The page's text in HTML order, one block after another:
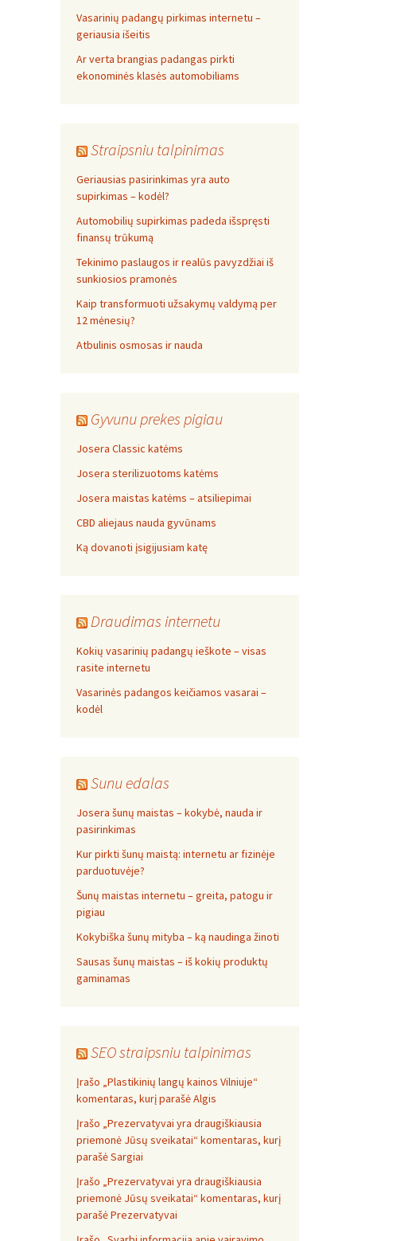
Vasarinių padangų pirkimas internetu –
geriausia išeitis
Ar verta brangias padangas pirkti
ekonominės klasės automobiliams
Straipsniu talpinimas
Geriausias pasirinkimas yra auto
supirkimas – kodėl?
Automobilių supirkimas padeda išspręsti
finansų trūkumą
Tekinimo paslaugos ir realūs pavyzdžiai iš
sunkiosios pramonės
Kaip transformuoti užsakymų valdymą per
12 mėnesių?
Atbulinis osmosas ir nauda
Gyvunu prekes pigiau
Josera Classic katėms
Josera sterilizuotoms katėms
Josera maistas katėms – atsiliepimai
CBD aliejaus nauda gyvūnams
Ką dovanoti įsigijusiam katę
Draudimas internetu
Kokių vasarinių padangų ieškote – visas
rasite internetu
Vasarinės padangos keičiamos vasarai –
kodėl
Sunu edalas
Josera šunų maistas – kokybė, nauda ir
pasirinkimas
Kur pirkti šunų maistą: internetu ar fizinėje
parduotuvėje?
Šunų maistas internetu – greita, patogu ir
pigiau
Kokybiška šunų mityba – ką naudinga žinoti
Sausas šunų maistas – iš kokių produktų
gaminamas
SEO straipsniu talpinimas
Įrašo „Plastikinių langų kainos Vilniuje“
komentaras, kurį parašė Algis
Įrašo „Prezervatyvai yra draugiškiausia
priemonė Jūsų sveikatai“ komentaras, kurį
parašė Sargiai
Įrašo „Prezervatyvai yra draugiškiausia
priemonė Jūsų sveikatai“ komentaras, kurį
parašė Prezervatyvai